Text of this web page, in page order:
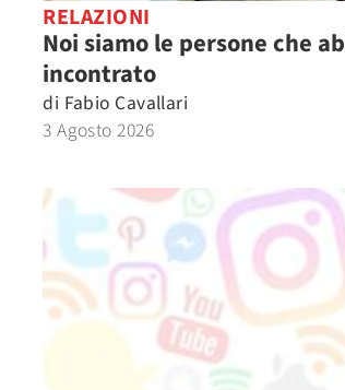
RELAZIONI
Noi siamo le persone che
incontrato
di Fabio Cavallari
3 Agosto 2026